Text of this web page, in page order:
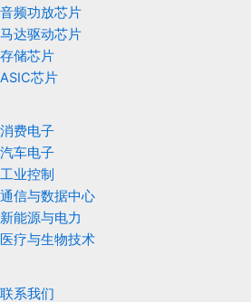
音频功放芯片
马达驱动芯片
存储芯片
ASIC芯片
消费电子
汽车电子
工业控制
通信与数据中心
新能源与电力
医疗与生物技术
联系我们